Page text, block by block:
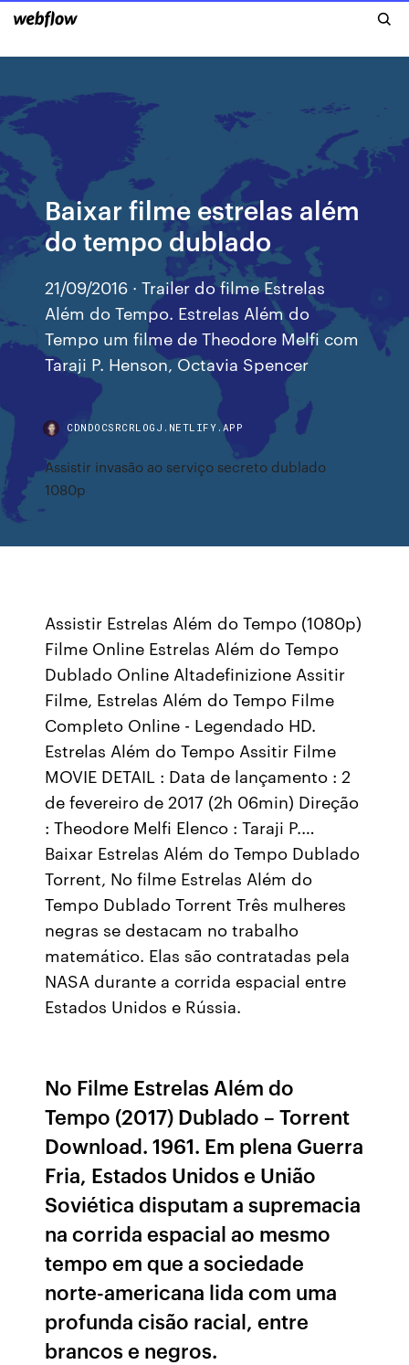
Baixar filme estrelas além
do tempo dublado
21/09/2016 · Trailer do filme Estrelas
Além do Tempo. Estrelas Além do
Tempo um filme de Theodore Melfi com
Taraji P. Henson, Octavia Spencer
CDNDOCSRCRLOGJ.NETLIFY.APP
Assistir invasão ao serviço secreto dublado
1080p
Assistir Estrelas Além do Tempo (1080p)
Filme Online Estrelas Além do Tempo
Dublado Online Altadefinizione Assitir
Filme, Estrelas Além do Tempo Filme
Completo Online - Legendado HD.
Estrelas Além do Tempo Assitir Filme
MOVIE DETAIL : Data de lançamento : 2
de fevereiro de 2017 (2h 06min) Direção
: Theodore Melfi Elenco : Taraji P.…
Baixar Estrelas Além do Tempo Dublado
Torrent, No filme Estrelas Além do
Tempo Dublado Torrent Três mulheres
negras se destacam no trabalho
matemático. Elas são contratadas pela
NASA durante a corrida espacial entre
Estados Unidos e Rússia.
No Filme Estrelas Além do
Tempo (2017) Dublado – Torrent
Download. 1961. Em plena Guerra
Fria, Estados Unidos e União
Soviética disputam a supremacia
na corrida espacial ao mesmo
tempo em que a sociedade
norte-americana lida com uma
profunda cisão racial, entre
brancos e negros.